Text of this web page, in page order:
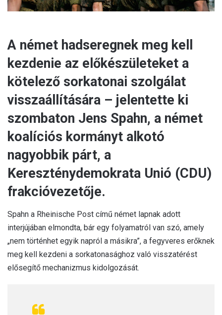
A német hadseregnek meg kell
kezdenie az előkészületeket a
kötelező sorkatonai szolgálat
visszaállítására – jelentette ki
szombaton Jens Spahn, a német
koalíciós kormányt alkotó
nagyobbik párt, a
Kereszténydemokrata Unió (CDU)
frakcióvezetője.
Spahn a Rheinische Post című német lapnak adott
interjújában elmondta, bár egy folyamatról van szó, amely
„nem történhet egyik napról a másikra”, a fegyveres erőknek
meg kell kezdeni a sorkatonasághoz való visszatérést
elősegítő mechanizmus kidolgozását.